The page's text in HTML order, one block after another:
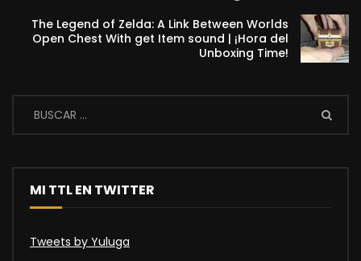
The Legend of Zelda: A Link Between Worlds
Open Chest With get Item sound | ¡Hora del
Unboxing Time!
MI TTL EN TWITTER
Tweets by Yuluga